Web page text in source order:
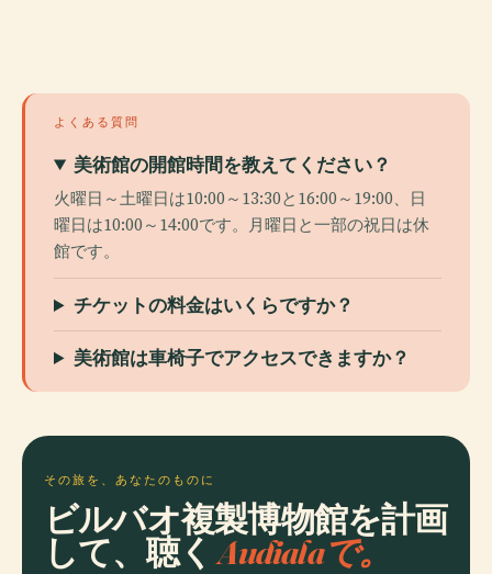
よくある質問
美術館の開館時間を教えてください？
火曜日～土曜日は10:00～13:30と16:00～19:00、日
曜日は10:00～14:00です。月曜日と一部の祝日は休
館です。
チケットの料金はいくらですか？
美術館は車椅子でアクセスできますか？
その旅を、あなたのものに
ビルバオ複製博物館を計画
して、聴くAudialaで。